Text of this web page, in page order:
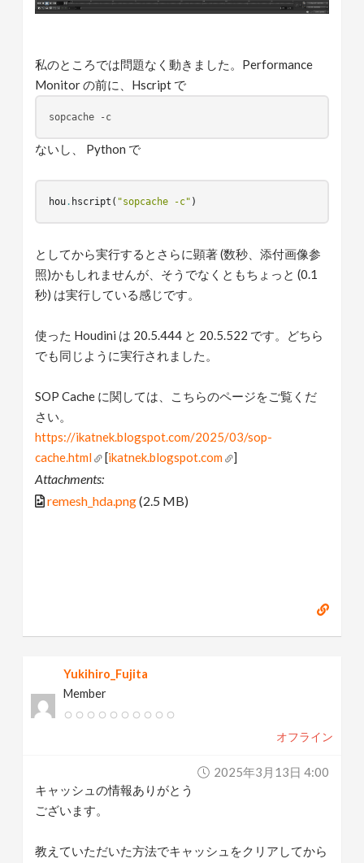
私のところでは問題なく動きました。Performance
Monitor の前に、Hscript で
sopcache -c
ないし、 Python で
hou. hscript ( "sopcache -c" )
としてから実行するとさらに顕著 (数秒、添付画像参
照)かもしれませんが、そうでなくともちょっと (0.1
秒) は実行している感じです。
使った Houdini は 20.5.444 と 20.5.522 です。どちら
でも同じように実行されました。
SOP Cache に関しては、こちらのページをご覧くだ
さい。
https://ikatnek.blogspot.com/2025/03/sop-
cache.html
[ikatnek.blogspot.com ]
Attachments:
remesh_hda.png(2.5 MB)
Yukihiro_Fujita
Member
オフライン
2025年3月13日 4:00
キャッシュの情報ありがとう
ございます。
教えていただいた方法でキャッシュをクリアしてから